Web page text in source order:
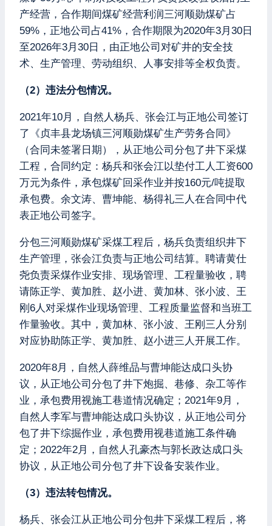
产经营，合作期间煤矿经营利润三河顺勋煤矿占
59%，正地公司占41%，合作期限为2020年3月30日
至2026年3月30日，由正地公司对矿井的安全技
术、生产管理、劳动组织、人事安排等全权负责。
（2）违法分包情况。
2021年10月，自然人杨兵、张会江与正地公司签订
了《贞丰县龙场镇三河顺勋煤矿生产劳务合同》
（合同未签署日期），从正地公司分包了井下采煤
工程，合同约定：杨兵和张会江以垫付工人工资600
万元为条件，承包煤矿回采作业并按160元/吨提取
承包费。余文涛、曹坤能、杨得礼三人在合同中代
表正地公司签字。
分包三河顺勋煤矿采煤工程后，杨兵负责组织井下
生产管理，张会江负责与正地公司结算。聘请黄仕
尧负责采煤作业安排、现场管理、工程量验收，聘
请陈正学、黄加胜、赵小进、黄加林、张小波、王
刚6人对采煤作业现场管理、工程质量监督和当班工
作量验收。其中，黄加林、张小波、王刚三人分别
对应协助陈正学、黄加胜、赵小进三人开展工作。
2020年8月，自然人薛维品与曹坤能达成口头协
议，从正地公司分包了井下炮掘、巷修、杂工等作
业，承包费用视施工巷道情况确定；2021年9月，
自然人李军与曹坤能达成口头协议，从正地公司分
包了井下综掘作业，承包费用视巷道施工条件确
定；2022年2月，自然人孔豪杰与郭长政达成口头
协议，从正地公司分包了井下设备安装作业。
（3）违法转包情况。
杨兵、张会江从正地公司分包井下采煤工程后，将